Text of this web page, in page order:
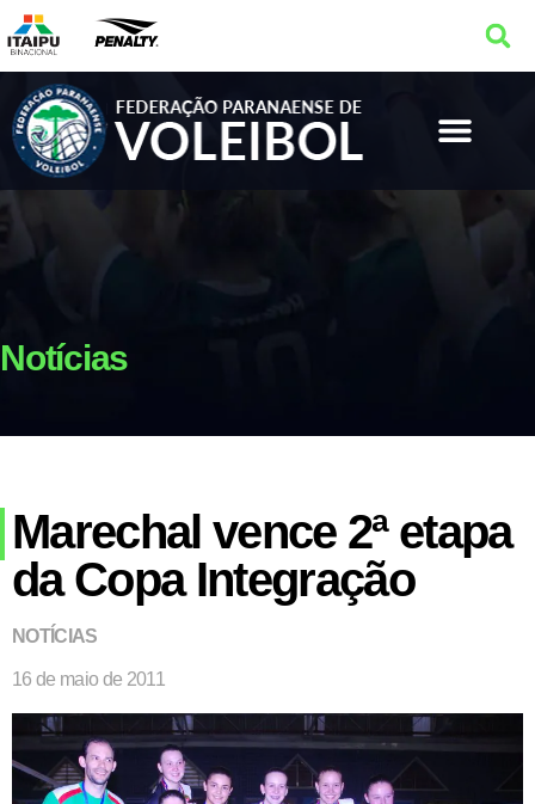
Notícias
Marechal vence 2ª etapa
da Copa Integração
NOTÍCIAS
16 de maio de 2011